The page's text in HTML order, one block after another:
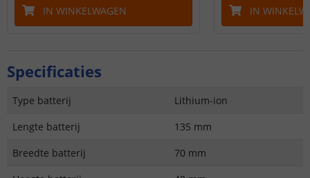
IN WINKELWAGEN IN
Specificaties
Type batterij
Lithium-ion
Lengte batterij
135 mm
Breedte batterij
70 mm